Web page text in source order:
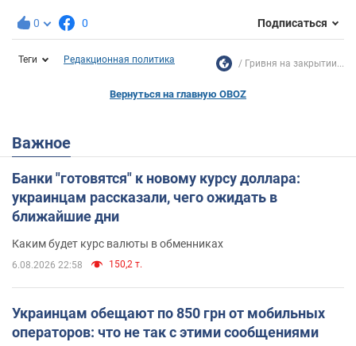
0 0 Подписаться
Теги Редакционная политика Гривня на закрытии...
Вернуться на главную OBOZ
Важное
Банки "готовятся" к новому курсу доллара:
украинцам рассказали, чего ожидать в
ближайшие дни
Каким будет курс валюты в обменниках
6.08.2026 22:58 150,2 т.
Украинцам обещают по 850 грн от мобильных
операторов: что не так с этими сообщениями